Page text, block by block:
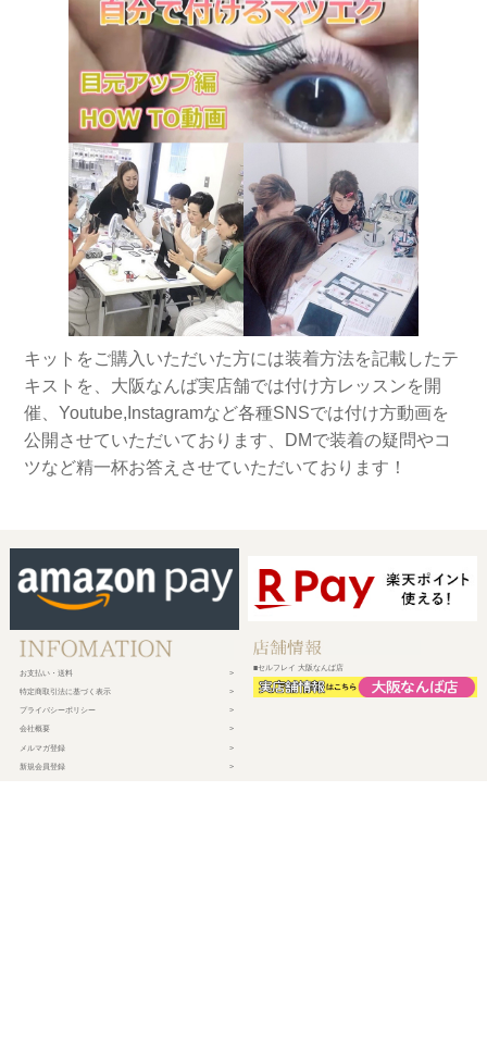
キットをご購入いただいた方には装着方法を記載したテ
キストを、大阪なんば実店舗では付け方レッスンを開
催、Youtube,Instagramなど各種SNSでは付け方動画を
公開させていただいております、DMで装着の疑問やコ
ツなど精一杯お答えさせていただいております！
お支払い・送料
特定商取引法に基づく表示
プライバシーポリシー
会社概要
メルマガ登録
新規会員登録
■セルフレイ 大阪なんば店